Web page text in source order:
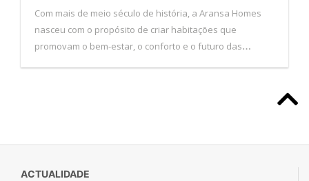
Com mais de meio século de história, a Aransa Homes
nasceu com o propósito de criar habitações que
promovam o bem-estar, o conforto e o futuro das
ACTUALIDADE